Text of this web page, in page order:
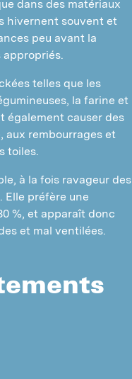
dans des matériaux
hivernent souvent et
peu avant la
telles que les
la farine et
également causer des
aux rembourrages et
toiles.
à la fois ravageur des
Elle préfère une
%, et apparaît donc
et mal ventilées.